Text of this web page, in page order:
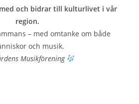
och bidrar till kulturlivet i vår
region.
– med omtanke om både
och musik.
Musikförening